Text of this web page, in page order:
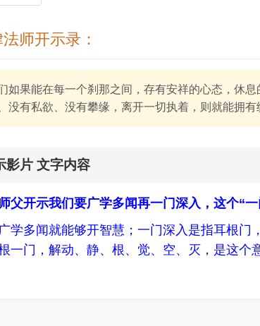
师开示录：
如果能在每一个刹那之间，存有安祥的心态，休
没有私欲、没有攀缘，离开一切执着，则就能拥
影片 文字内容
父开示我们要广学多闻再一门深入，这个“
学多闻就能够开智慧；一门深入是指耳根
一门，解动、静、根、觉、空、灭，是这个